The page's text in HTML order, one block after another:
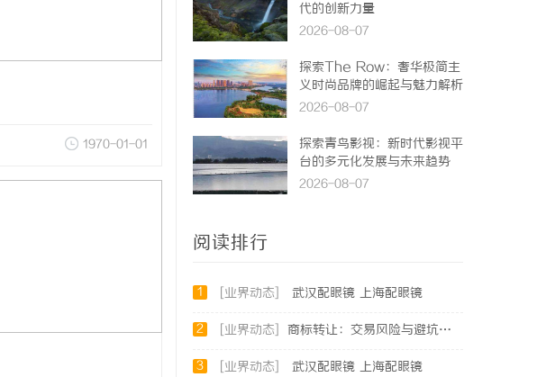
1970-01-01
代的创新力量
2026-08-07
探索The Row：奢华极简主
义时尚品牌的崛起与魅力解析
2026-08-07
探索青鸟影视：新时代影视平
台的多元化发展与未来趋势
2026-08-07
阅读排行
1 [业界动态] 武汉配眼镜 上海配眼镜
2 [业界动态] 商标转让：交易风险与避坑指南
3 [业界动态] 武汉配眼镜 上海配眼镜